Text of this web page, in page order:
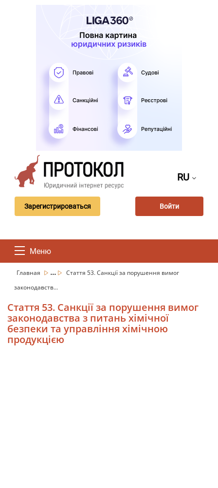
RU
Зарегистрироваться Войти
Меню
Главная ...
Стаття 53. Санкції за порушення вимог
законодавств...
Стаття 53. Санкції за порушення вимог
законодавства з питань хімічної
безпеки та управління хімічною
продукцією